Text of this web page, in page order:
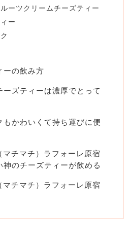
ーツクリームチーズティー
ー
ーの飲み方
ーズティーは濃厚でとって
もかわいくて持ち運びに便
チマチ）ラフォーレ原宿
神のチーズティーが飲める
チマチ）ラフォーレ原宿